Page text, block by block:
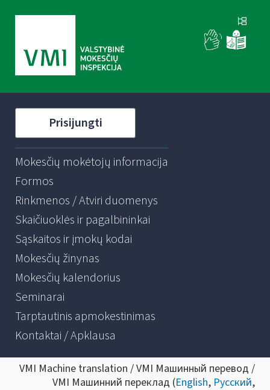
Prisijungti
Mokesčių mokėtojų informacija
Formos
Rinkmenos / Atviri duomenys
Skaičiuoklės ir pagalbininkai
Sąskaitos ir įmokų kodai
Mokesčių žinynas
Mokesčių kalendorius
Seminarai
Tarptautinis apmokestinimas
Kontaktai / Apklausa
VMI Machine translation / VMI Машинный перевод /
VMI Машинний переклад (English, Русский,